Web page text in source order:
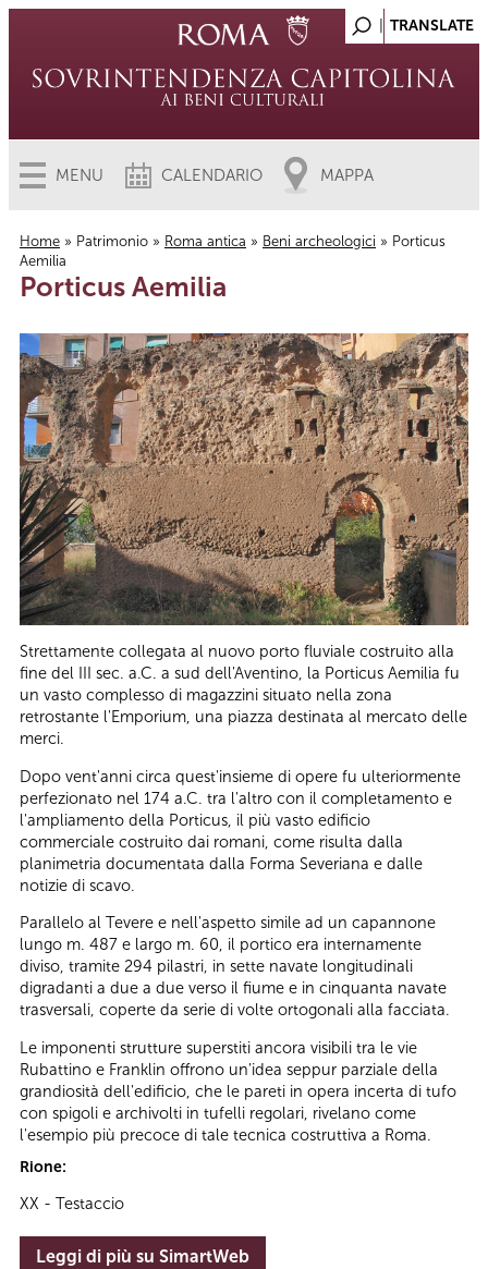
MENU CALENDARIO MAPPA
Tu sei qui
Home » Patrimonio » Roma antica » Beni archeologici » Porticus
Aemilia
Porticus Aemilia
Strettamente collegata al nuovo porto fluviale costruito alla
fine del III sec. a.C. a sud dell'Aventino, la Porticus Aemilia fu
un vasto complesso di magazzini situato nella zona
retrostante l'Emporium, una piazza destinata al mercato delle
merci.
Dopo vent'anni circa quest'insieme di opere fu ulteriormente
perfezionato nel 174 a.C. tra l'altro con il completamento e
l'ampliamento della Porticus, il più vasto edificio
commerciale costruito dai romani, come risulta dalla
planimetria documentata dalla Forma Severiana e dalle
notizie di scavo.
Parallelo al Tevere e nell'aspetto simile ad un capannone
lungo m. 487 e largo m. 60, il portico era internamente
diviso, tramite 294 pilastri, in sette navate longitudinali
digradanti a due a due verso il fiume e in cinquanta navate
trasversali, coperte da serie di volte ortogonali alla facciata.
Le imponenti strutture superstiti ancora visibili tra le vie
Rubattino e Franklin offrono un'idea seppur parziale della
grandiosità dell'edificio, che le pareti in opera incerta di tufo
con spigoli e archivolti in tufelli regolari, rivelano come
l'esempio più precoce di tale tecnica costruttiva a Roma.
Rione:
XX - Testaccio
Leggi di più su SimartWeb